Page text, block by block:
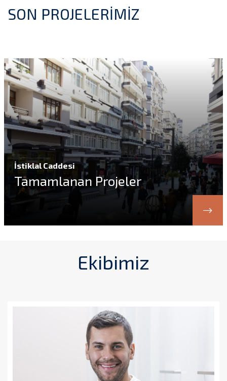
SON PROJELERİMİZ
Caddesi
Projeler
Ekibimiz